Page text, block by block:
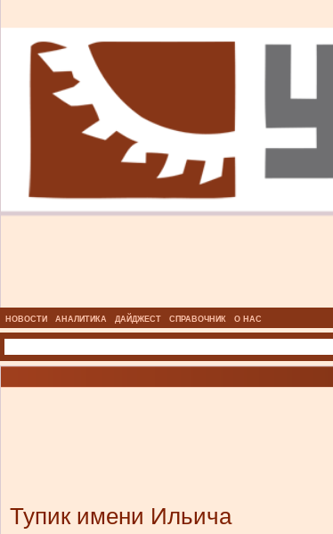
НОВОСТИ АНАЛИТИКА ДАЙДЖЕСТ СПРАВОЧНИК О НАС
Тупик имени Ильича